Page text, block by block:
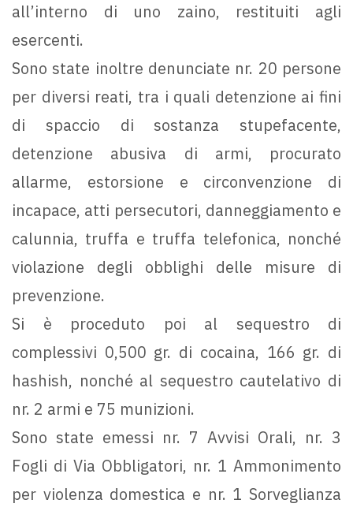
all’interno di uno zaino, restituiti agli
esercenti.
Sono state inoltre denunciate nr. 20 persone
per diversi reati, tra i quali detenzione ai fini
di spaccio di sostanza stupefacente,
detenzione abusiva di armi, procurato
allarme, estorsione e circonvenzione di
incapace, atti persecutori, danneggiamento e
calunnia, truffa e truffa telefonica, nonché
violazione degli obblighi delle misure di
prevenzione.
Si è proceduto poi al sequestro di
complessivi 0,500 gr. di cocaina, 166 gr. di
hashish, nonché al sequestro cautelativo di
nr. 2 armi e 75 munizioni.
Sono state emessi nr. 7 Avvisi Orali, nr. 3
Fogli di Via Obbligatori, nr. 1 Ammonimento
per violenza domestica e nr. 1 Sorveglianza